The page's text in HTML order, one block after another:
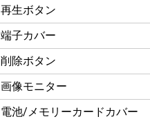
再生ボタン
端子カバー
削除ボタン
画像モニター
電池/メモリーカードカバー